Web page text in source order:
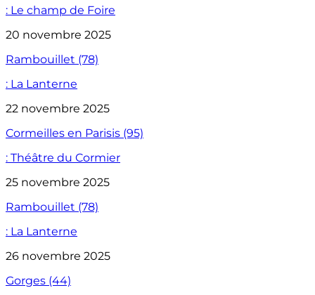
: Le champ de Foire
20 novembre 2025
Rambouillet (78)
: La Lanterne
22 novembre 2025
Cormeilles en Parisis (95)
: Théâtre du Cormier
25 novembre 2025
Rambouillet (78)
: La Lanterne
26 novembre 2025
Gorges (44)